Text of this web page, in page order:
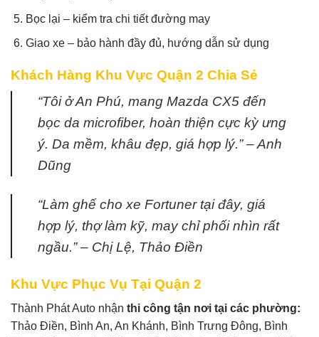
Bọc lại – kiểm tra chi tiết đường may
Giao xe – bảo hành đầy đủ, hướng dẫn sử dụng
Khách Hàng Khu Vực Quận 2 Chia Sẻ
“Tôi ở An Phú, mang Mazda CX5 đến
bọc da microfiber, hoàn thiện cực kỳ ưng
ý. Da mềm, khâu đẹp, giá hợp lý.” – Anh
Dũng
“Làm ghế cho xe Fortuner tại đây, giá
hợp lý, thợ làm kỹ, may chỉ phối nhìn rất
ngầu.” – Chị Lệ, Thảo Điền
Khu Vực Phục Vụ Tại Quận 2
Thành Phát Auto nhận thi công tận nơi tại các phường:
Thảo Điền, Bình An, An Khánh, Bình Trưng Đông, Bình